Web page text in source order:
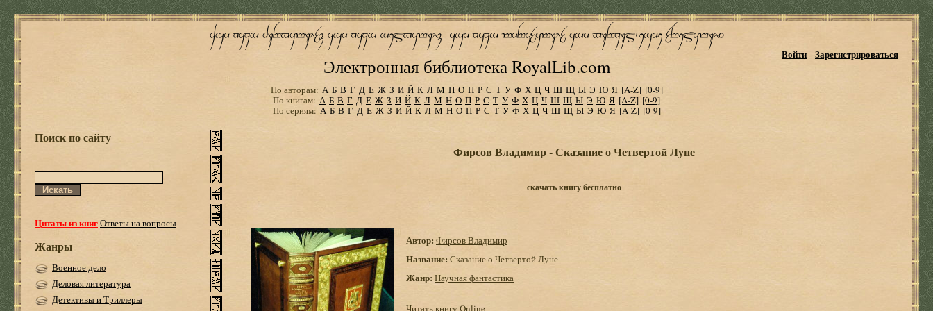
Электронная библиотека RoyalLib.com
Войти Зарегистрироваться
По авторам: А Б В Г Д Е Ж З И Й К Л М Н О П Р С Т У Ф Х Ц Ч Ш Щ Ы Э Ю Я [A-Z] [0-9]
По книгам: А Б В Г Д Е Ж З И Й К Л М Н О П Р С Т У Ф Х Ц Ч Ш Щ Ы Э Ю Я [A-Z] [0-9]
По сериям: А Б В Г Д Е Ж З И Й К Л М Н О П Р С Т У Ф Х Ц Ч Ш Щ Ы Э Ю Я [A-Z] [0-9]
Поиск по сайту
Цитаты из книгОтветы на вопросы
Жанры
Военное дело
Деловая литература
Детективы и Триллеры
Фирсов Владимир - Сказание о Четвертой Луне
скачать книгу бесплатно
Автор: Фирсов Владимир
Название: Сказание о Четвертой Луне
Жанр: Научная фантастика
Читать книгу Online